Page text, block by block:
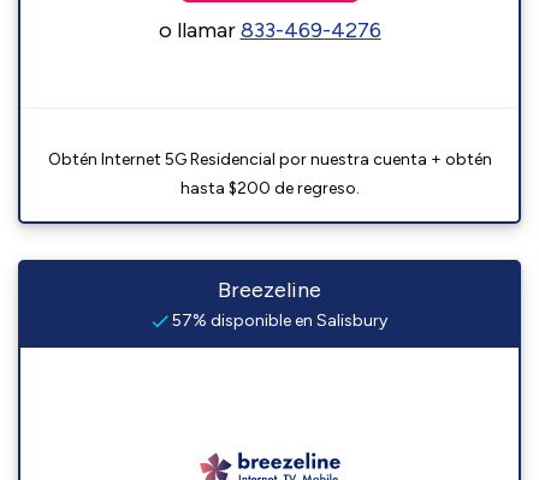
o llamar833-469-4276
Obtén Internet 5G Residencial por nuestra cuenta + obtén
hasta $200 de regreso.
Breezeline
57% disponible en Salisbury